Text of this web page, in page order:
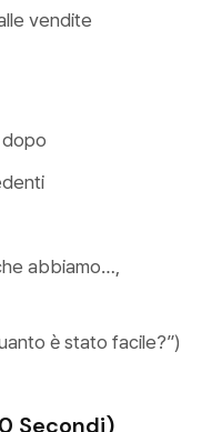
vendite
abbiamo…,
è stato facile?”)
Secondi)